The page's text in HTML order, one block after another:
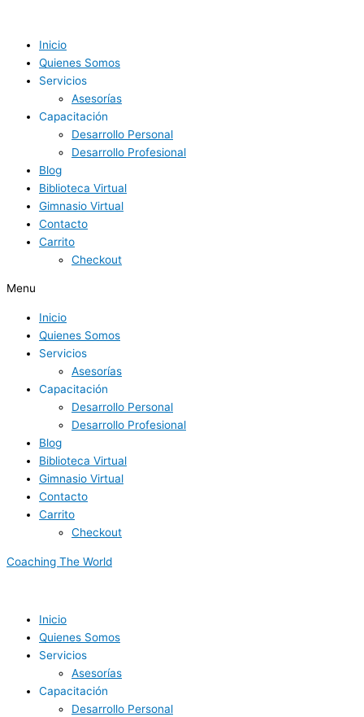
contenido
Inicio
Quienes Somos
Servicios
Asesorías
Capacitación
Desarrollo Personal
Desarrollo Profesional
Blog
Biblioteca Virtual
Gimnasio Virtual
Contacto
Carrito
Checkout
Menu
Inicio
Quienes Somos
Servicios
Asesorías
Capacitación
Desarrollo Personal
Desarrollo Profesional
Blog
Biblioteca Virtual
Gimnasio Virtual
Contacto
Carrito
Checkout
Coaching The World
Inicio
Quienes Somos
Servicios
Asesorías
Capacitación
Desarrollo Personal
demasiado
viejo
para
ejercitarte
quantity